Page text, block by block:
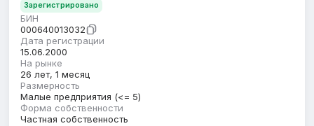
Зарегистрировано
БИН
000640013032
Дата регистрации
15.06.2000
На рынке
26 лет, 1 месяц
Размерность
Малые предприятия (<= 5)
Форма собственности
Частная собственность